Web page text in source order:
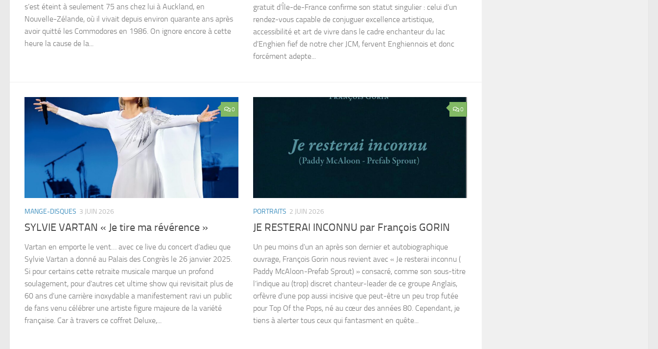
s’est éteint à seulement 75 ans chez lui à Auckland, en
Nouvelle-Zélande, où il vivait depuis environ quarante ans après
avoir quitté les Commodores en 1986. On ignore encore à cette
heure la cause de la...
gratuit d’Île-de-France confirme son statut singulier : celui d’un
rendez-vous capable de conjuguer excellence artistique,
accessibilité et art de vivre dans le cadre enchanteur du lac
d’Enghien fief de notre cher JCM, fervent Enghiennois et donc
forcément adepte...
0
MANGE-DISQUES 3 JUIN 2026
SYLVIE VARTAN « Je tire ma révérence »
Vartan en emporte le vent… avec ce live du concert d’adieu que
Sylvie Vartan a donné au Palais des Congrès le 26 janvier 2025.
Si pour certains cette retraite musicale marque un profond
soulagement, pour d’autres cet ultime show qui revisitait plus de
60 ans d’une carrière inoxydable a manifestement ravi un public
de fans venu célébrer une artiste figure majeure de la variété
française. Car à travers ce coffret Deluxe,...
0
PORTRAITS 2 JUIN 2026
JE RESTERAI INCONNU par François GORIN
Un peu moins d’un an après son dernier et autobiographique
ouvrage, François Gorin nous revient avec « Je resterai inconnu (
Paddy McAloon-Prefab Sprout) » consacré, comme son sous-titre
l’indique au (trop) discret chanteur-leader de ce groupe Anglais,
orfèvre d’une pop aussi incisive que peut-être un peu trop futée
pour Top Of the Pops, né au cœur des années 80. Cependant, je
tiens à alerter tous ceux qui fantasment en quête...